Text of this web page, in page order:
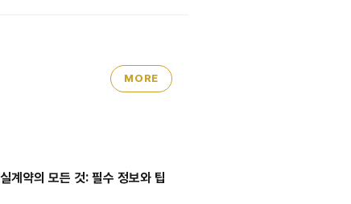
MORE
계약의 모든 것: 필수 정보와 팁